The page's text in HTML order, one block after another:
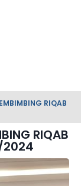
RIQAB
RIQAB
2024